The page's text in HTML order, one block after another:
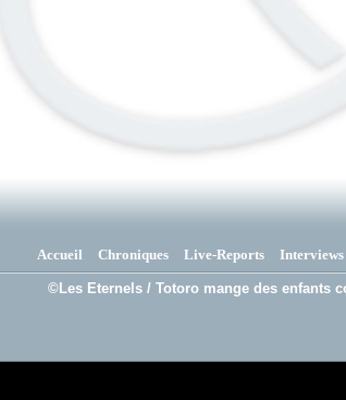
Accueil Chroniques Live-Reports Interviews
©Les Eternels / Totoro mange des enfants